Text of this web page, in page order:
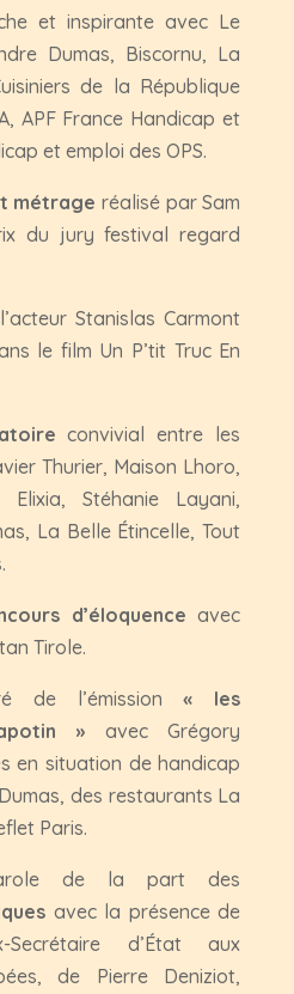
et inspirante avec Le
Dumas, Biscornu, La
de la République
APF France Handicap et
et emploi des OPS.
métrage réalisé par Sam
du jury festival regard
Stanislas Carmont
le film Un P’tit Truc En
convivial entre les
Thurier, Maison Lhoro,
Elixia, Stéhanie Layani,
La Belle Étincelle, Tout
d’éloquence avec
Tirole.
de l’émission« les
» avec Grégory
en situation de handicap
des restaurants La
Paris.
de la part des
avec la présence de
d’État aux
de Pierre Deniziot,